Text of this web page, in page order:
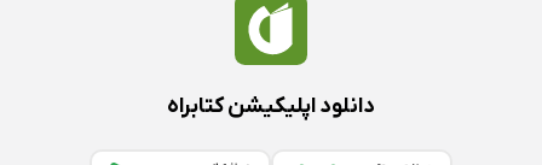
دانلود اپلیکیشن کتابراه